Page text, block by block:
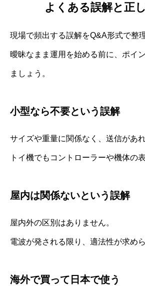
よくある誤解と正
現場で頻出する誤解をQ&A形式で整
曖昧なまま運用を始める前に、ポイ
ましょう。
小型なら不要という誤解
サイズや重量に関係なく、送信があ
トイ機でもコントローラーや機体の
屋内は関係ないという誤解
屋内外の区別はありません。
電波が発される限り、適法性が求めら
海外で買って日本で使う